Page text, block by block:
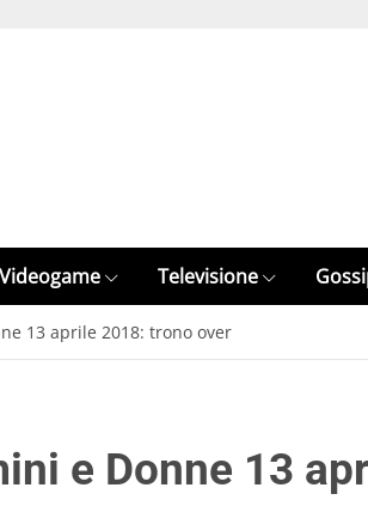
Videogame Televisione
13 aprile 2018: trono over
e Donne 13